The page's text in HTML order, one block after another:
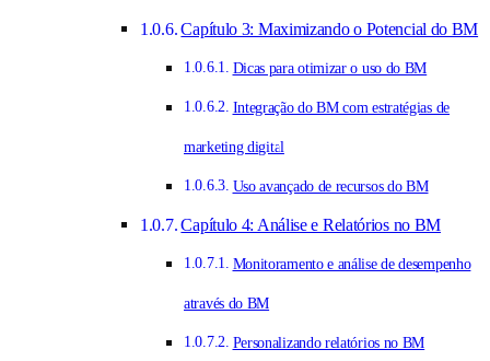
Capítulo 3: Maximizando o Potencial do BM
Dicas para otimizar o uso do BM
Integração do BM com estratégias de
marketing digital
Uso avançado de recursos do BM
Capítulo 4: Análise e Relatórios no BM
Monitoramento e análise de desempenho
através do BM
Personalizando relatórios no BM